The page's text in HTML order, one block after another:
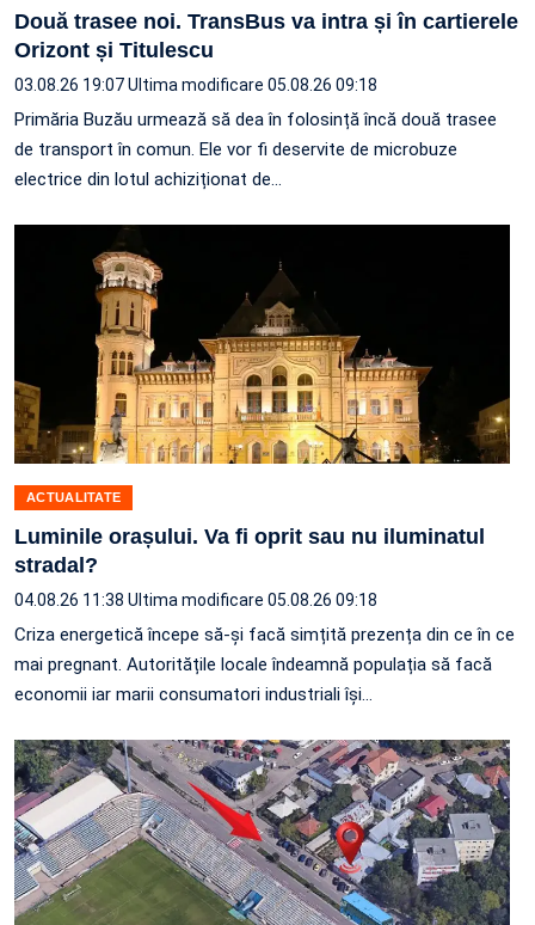
Două trasee noi. TransBus va intra și în cartierele
Orizont și Titulescu
03.08.26 19:07Ultima modificare 05.08.26 09:18
Primăria Buzău urmează să dea în folosință încă două trasee
de transport în comun. Ele vor fi deservite de microbuze
electrice din lotul achiziționat de…
ACTUALITATE
Luminile orașului. Va fi oprit sau nu iluminatul
stradal?
04.08.26 11:38 Ultima modificare 05.08.26 09:18
Criza energetică începe să-și facă simțită prezența din ce în ce
mai pregnant. Autoritățile locale îndeamnă populația să facă
economii iar marii consumatori industriali își…